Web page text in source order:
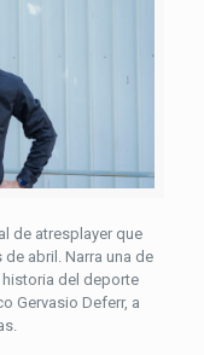
de atresplayer que
abril. Narra una de
del deporte
Gervasio Deferr, a